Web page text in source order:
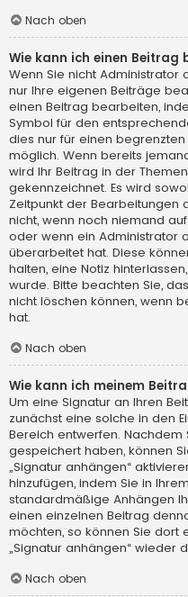
Nach oben
Wie kann ich einen Beitrag
Wenn Sie nicht Administrator
nur Ihre eigenen Beiträge
einen Beitrag bearbeiten,
Symbol für den
dies nur für einen
möglich. Wenn bereits
wird Ihr Beitrag in der
gekennzeichnet. Es wird
Zeitpunkt der Bearbeitungen
nicht, wenn noch niemand
oder wenn ein Administrator
überarbeitet hat. Diese
halten, eine Notiz
wurde. Bitte beachten Sie,
nicht löschen können, wenn
hat.
Nach oben
Wie kann ich meinem
Um eine Signatur an Ihren
zunächst eine solche in den
Bereich entwerfen. Nachdem
gespeichert haben, können
„Signatur anhängen“
hinzufügen, indem Sie in
standardmäßige Anhängen
einen einzelnen Beitrag
möchten, so können Sie dort
„Signatur anhängen“ wieder
Nach oben